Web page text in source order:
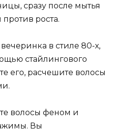
сразу после мытья
роста.
в стиле 80-х,
стайлингового
его, расчешите волосы
волосы феном и
Вы